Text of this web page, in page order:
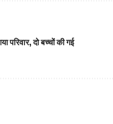
दो बच्‍चों की गई